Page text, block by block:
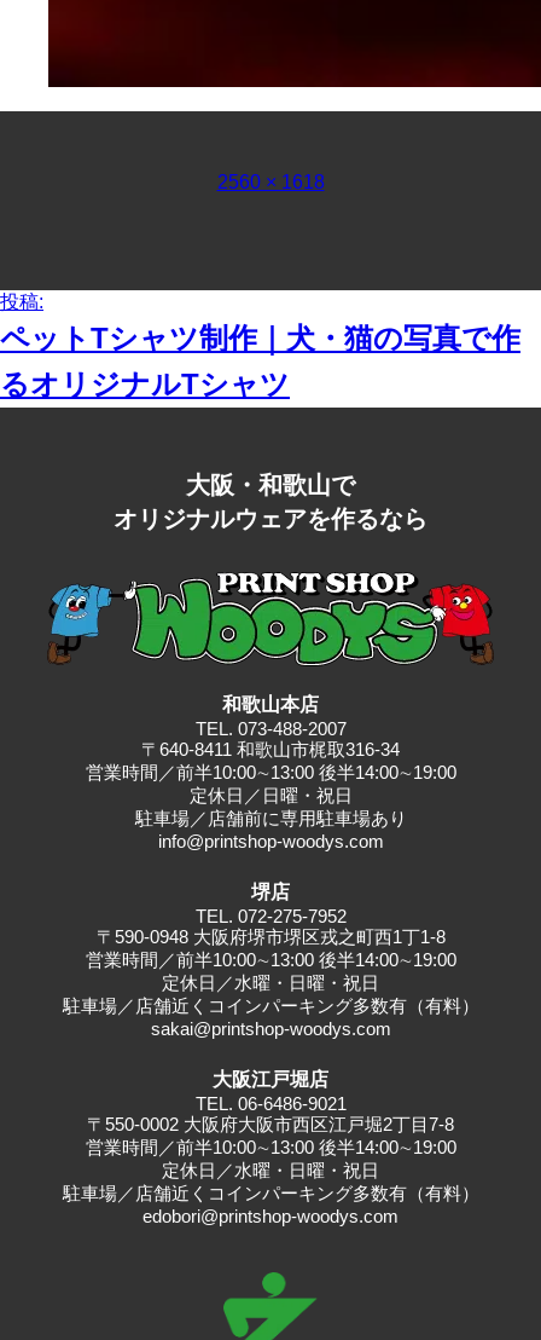
フ
2560 × 1618
投
稿
ナ
ビ
ゲ
投稿:
ペットTシャツ制作｜犬・猫の写真で作
るオリジナルTシャツ
大阪・和歌山で
オリジナルウェアを作るなら
和歌山本店
TEL. 073-488-2007
〒640-8411 和歌山市梶取316-34
営業時間／前半10:00∼13:00 後半14:00∼19:00
定休日／日曜・祝日
駐⾞場／店舗前に専⽤駐⾞場あり
info@printshop-woodys.com
堺店
TEL. 072-275-7952
〒590-0948 大阪府堺市堺区戎之町西1丁1-8
営業時間／前半10:00∼13:00 後半14:00∼19:00
定休日／水曜・日曜・祝日
駐車場／店舗近くコインパーキング多数有（有料）
sakai@printshop-woodys.com
大阪江戸堀店
TEL. 06-6486-9021
〒550-0002 大阪府大阪市西区江戸堀2丁目7-8
営業時間／前半10:00∼13:00 後半14:00∼19:00
定休日／水曜・日曜・祝日
駐車場／店舗近くコインパーキング多数有（有料）
edobori@printshop-woodys.com